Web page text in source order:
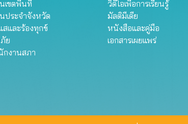
เขตพื้นที่
ประจำจังหวัด
สและร้องทุกข์
ย
กงานสภา
วิดีโอเพื่อการเรียนรู้
มัลติมีเดีย
หนังสือและคู่มือ
เอกสารเผยแพร่